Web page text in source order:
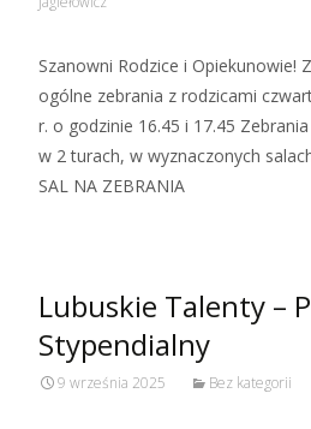
Szanowni Rodzice i Opiekunowie!
ogólne zebrania z rodzicami
r. o godzinie 16.45 i 17.45
w 2 turach, w wyznaczonych
SAL NA ZEBRANIA
Lubuskie Talenty –
Stypendialny
9 września 2025 Bez kategorii